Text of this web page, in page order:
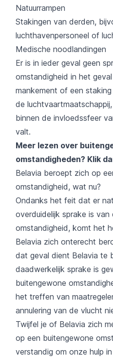
Natuurrampen
Stakingen van derden,
luchthavenpersoneel of
Medische noodlandingen
Er is in ieder geval geen
omstandigheid in het
mankement of een
de
binnen de invloedssfeer
valt.
Meer lezen over
omstandigheden? Klik
Belavia beroept zich op
omstandigheid, wat nu?
Ondanks het feit dat er
overduidelijk sprake is
omstandigheid, komt het
Belavia zich onterecht
dat geval dient Belavia te
daadwerkelijk sprake is
buitengewone
het treffen van
annulering van de vlucht
Twijfel je of Belavia zich
op een buitengewone
verstandig om onze hulp